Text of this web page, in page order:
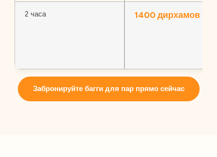
2 часа 1400 дирхамов
Забронируйте багги для пар прямо сейчас